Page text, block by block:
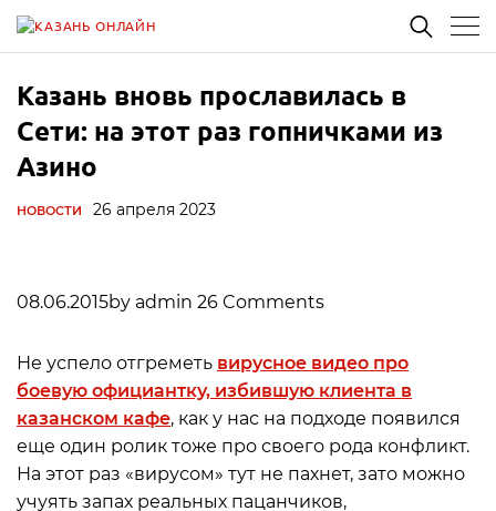
Казань вновь прославилась в
Сети: на этот раз гопничками из
Азино
НОВОСТИ 26 апреля 2023
08.06.2015by admin 26 Comments
Не успело отгреметь вирусное видео про
боевую официантку, избившую клиента в
казанском кафе, как у нас на подходе появился
еще один ролик тоже про своего рода конфликт.
На этот раз «вирусом» тут не пахнет, зато можно
учуять запах реальных пацанчиков,